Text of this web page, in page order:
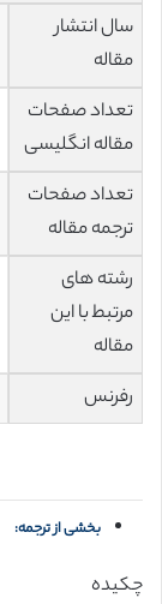
سال انتشار
مقاله
تعداد صفحات
مقاله انگلیسی
تعداد صفحات
ترجمه مقاله
رشته های
مرتبط با این
مقاله
رفرنس
بخشی از ترجمه:
چکیده